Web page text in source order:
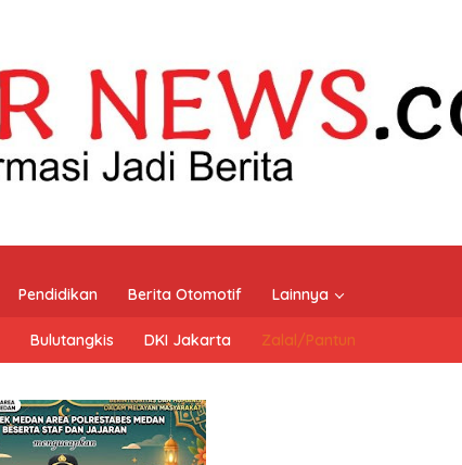
Pendidikan Berita Otomotif Lainnya
Bulutangkis DKI Jakarta Zalal/Pantun